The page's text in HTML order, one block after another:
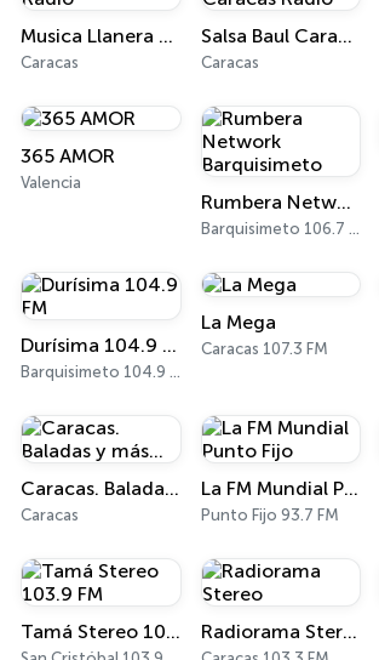
Musica Llanera Radio
Caracas
Salsa Baul Caracas Radio
Caracas
365 AMOR
Valencia
Rumbera Network Barquisimeto
Barquisimeto 106.7 FM
Durísima 104.9 FM
Barquisimeto 104.9 FM
La Mega
Caracas 107.3 FM
Caracas. Baladas y más...
Caracas
La FM Mundial Punto Fijo
Punto Fijo 93.7 FM
Tamá Stereo 103.9 FM Radiorama Stereo